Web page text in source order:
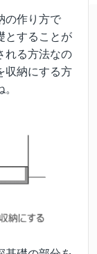
の作り方で
とすることが
れる方法なの
収納にする方